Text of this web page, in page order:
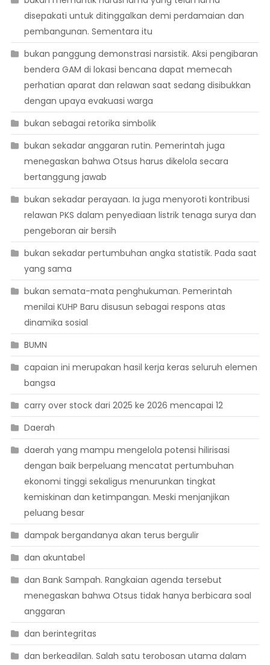
disepakati untuk ditinggalkan demi perdamaian dan
pembangunan. Sementara itu
bukan panggung demonstrasi narsistik. Aksi pengibaran
bendera GAM di lokasi bencana dapat memecah
perhatian aparat dan relawan saat sedang disibukkan
dengan upaya evakuasi warga
bukan sebagai retorika simbolik
bukan sekadar anggaran rutin. Pemerintah juga
menegaskan bahwa Otsus harus dikelola secara
bertanggung jawab
bukan sekadar perayaan. Ia juga menyoroti kontribusi
relawan PKS dalam penyediaan listrik tenaga surya dan
pengeboran air bersih
bukan sekadar pertumbuhan angka statistik. Pada saat
yang sama
bukan semata-mata penghukuman. Pemerintah
menilai KUHP Baru disusun sebagai respons atas
dinamika sosial
BUMN
capaian ini merupakan hasil kerja keras seluruh elemen
bangsa
carry over stock dari 2025 ke 2026 mencapai 12
Daerah
daerah yang mampu mengelola potensi hilirisasi
dengan baik berpeluang mencatat pertumbuhan
ekonomi tinggi sekaligus menurunkan tingkat
kemiskinan dan ketimpangan. Meski menjanjikan
peluang besar
dampak bergandanya akan terus bergulir
dan akuntabel
dan Bank Sampah. Rangkaian agenda tersebut
menegaskan bahwa Otsus tidak hanya berbicara soal
anggaran
dan berintegritas
dan berkeadilan. Salah satu terobosan utama dalam